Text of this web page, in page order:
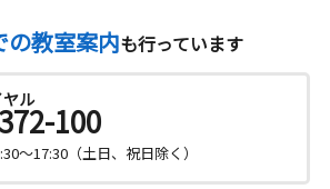
の教室案内も行っています
ル
100
～17:30（土日、祝日除く）